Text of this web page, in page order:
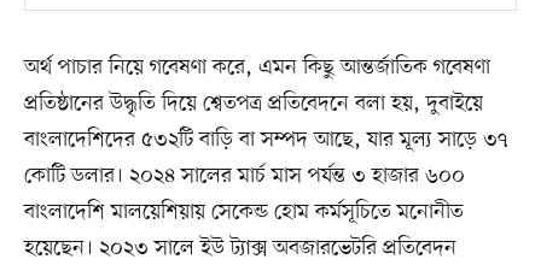
অর্থ পাচার নিয়ে গবেষণা করে, এমন কিছু আন্তর্জাতিক গবেষণা
প্রতিষ্ঠানের উদ্ধৃতি দিয়ে শ্বেতপত্র প্রতিবেদনে বলা হয়, দুবাইয়ে
বাংলাদেশিদের ৫৩২টি বাড়ি বা সম্পদ আছে, যার মূল্য সাড়ে ৩৭
কোটি ডলার। ২০২৪ সালের মার্চ মাস পর্যন্ত ৩ হাজার ৬০০
বাংলাদেশি মালয়েশিয়ায় সেকেন্ড হোম কর্মসূচিতে মনোনীত
হয়েছেন। ২০২৩ সালে ইউ ট্যাক্স অবজারভেটরি প্রতিবেদন